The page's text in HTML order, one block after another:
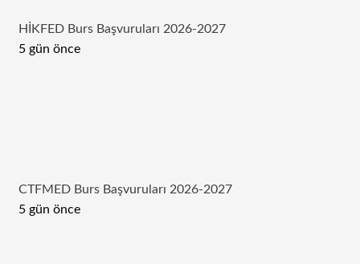
HİKFED Burs Başvuruları 2026-2027
5 gün önce
CTFMED Burs Başvuruları 2026-2027
5 gün önce